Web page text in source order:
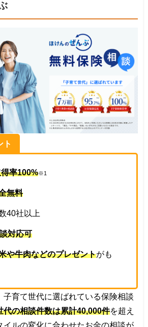
ト
率100%※1
無料
40社以上
対応可
や牛肉などのプレゼントがも
子育て世代に選ばれている保険相談
代の相談件数は累計40,000件を超え
イルの変化に合わせたお金の相談が